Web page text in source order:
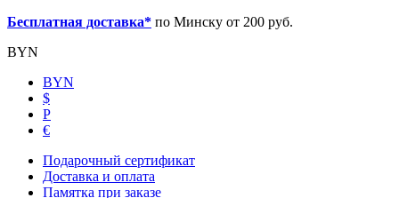
Бесплатная доставка* по Минску от 200 руб.
BYN
BYN
$
Р
€
Подарочный сертификат
Доставка и оплата
Памятка при заказе